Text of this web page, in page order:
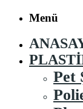
Menü
Pet